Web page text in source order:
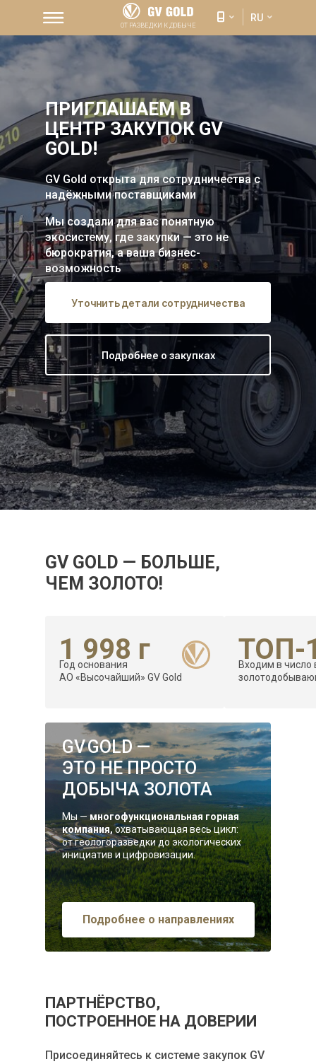
ОТ РАЗВЕДКИ К ДОБЫЧЕ
RU
ПРИГЛАШАЕМ В
ЦЕНТР ЗАКУПОК GV
GOLD!
Мы создали для вас понятную
экосистему, где закупки — это не
бюрократия, а ваша бизнес-
возможность
GV Gold открыта для сотрудничества с
надёжными поставщиками
Подробнее о закупках
Уточнить детали сотрудничества
GV GOLD — БОЛЬШЕ,
ЧЕМ ЗОЛОТО!
1 998 г
Год основания
АО «Высочайший» GV Gold
ТОП-
Входим в число
Подробнее о направлениях
Мы — многофункциональная горная
компания,охватывающая весь цикл:
от геологоразведки до экологических
инициатив и цифровизации.
GV GOLD —
ЭТО НЕ ПРОСТО
ДОБЫЧА ЗОЛОТА
ПАРТНЁРСТВО,
ПОСТРОЕННОЕ НА ДОВЕРИИ
Присоединяйтесь к системе закупок GV